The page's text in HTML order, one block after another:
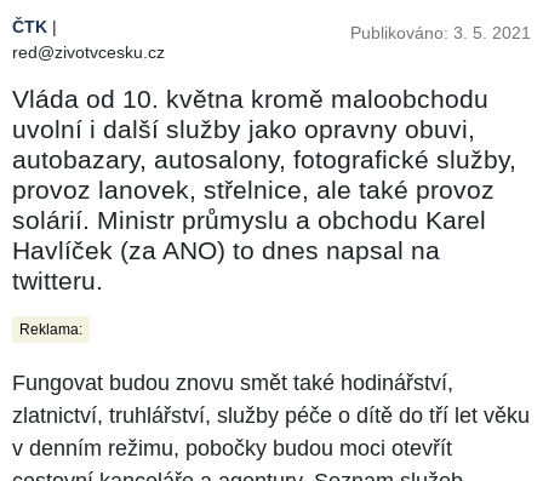
ČTK |
red@zivotvcesku.cz
Publikováno: 3. 5. 2021
Vláda od 10. května kromě maloobchodu
uvolní i další služby jako opravny obuvi,
autobazary, autosalony, fotografické služby,
provoz lanovek, střelnice, ale také provoz
solárií. Ministr průmyslu a obchodu Karel
Havlíček (za ANO) to dnes napsal na
twitteru.
Reklama:
Fungovat budou znovu smět také hodinářství,
zlatnictví, truhlářství, služby péče o dítě do tří let věku
v denním režimu, pobočky budou moci otevřít